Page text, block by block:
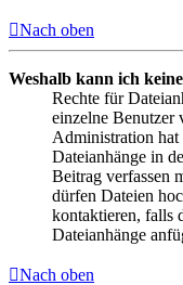
Nach oben
Weshalb kann ich
Rechte für
einzelne Benutzer
Administration hat
Dateianhänge in
Beitrag verfassen
dürfen Dateien
kontaktieren, falls
Dateianhänge
Nach oben